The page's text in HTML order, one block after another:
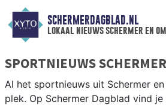
SCHERMERDAGBLAD.NL
lokaal nieuws schermer en
SPORTNIEUWS
Al het sportnieuws uit Schermer
plek. Op Schermer Dagblad vind je